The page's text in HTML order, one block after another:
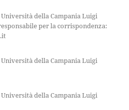
della Campania Luigi
per la corrispondenza:
della Campania Luigi
della Campania Luigi